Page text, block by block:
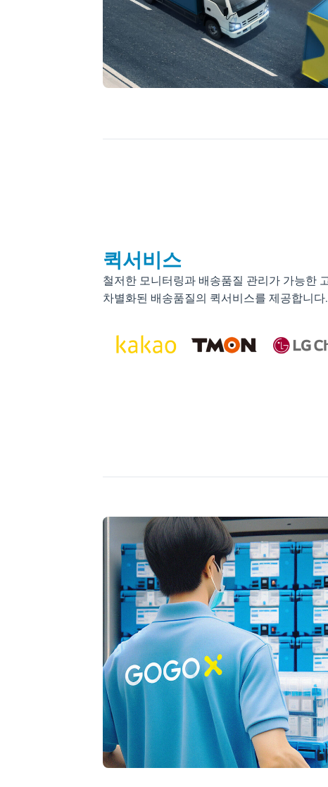
퀵서비스
철저한 모니터링과 배송품질 관리가 가능한
차별화된 배송품질의 퀵서비스를 제공합니다.